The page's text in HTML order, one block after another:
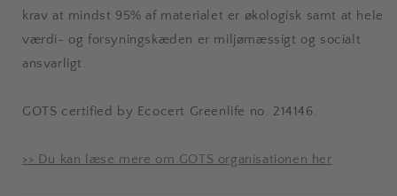
krav at mindst 95% af materialet er økologisk samt at hele
værdi- og forsyningskæden er miljømæssigt og socialt
ansvarligt.
GOTS certified by Ecocert Greenlife no. 214146.
>> Du kan læse mere om GOTS organisationen her